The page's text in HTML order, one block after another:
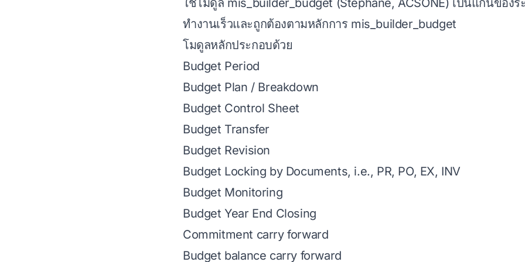
ทำงานเร็วและถูกต้องตามหลักการ mis_builder_budget
โมดูลหลักประกอบด้วย
Budget Period
Budget Plan / Breakdown
Budget Control Sheet
Budget Transfer
Budget Revision
Budget Locking by Documents, i.e., PR, PO, EX, INV
Budget Monitoring
Budget Year End Closing
Commitment carry forward
Budget balance carry forward